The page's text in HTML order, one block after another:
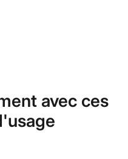
avec ces